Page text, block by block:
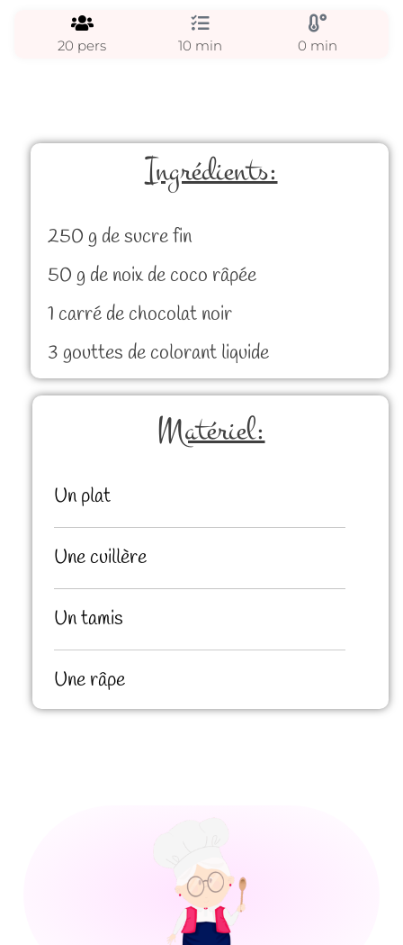
20 pers 10 min 0 min
Ingrédients:
250 g de sucre fin
50 g de noix de coco râpée
1 carré de chocolat noir
3 gouttes de colorant liquide
Matériel:
Un plat
Une cuillère
Un tamis
Une râpe